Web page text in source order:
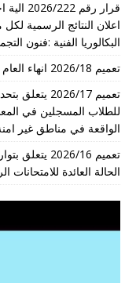
قرار
اعلان النتائج الرسمية
البكالوريا الفنية :فنون
تعميم 2026/18 انهاء العام الدراسي 2026/2025
تعميم 2026/
للطلاب المسجلين في
الواقعة في مناطق غير
تعميم 2026/
الحالة العائدة للامتحانات